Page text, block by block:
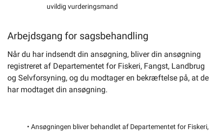
uvildig vurderingsmand
Arbejdsgang for sagsbehandling
Når du har indsendt din ansøgning, bliver din ansøgning
registreret af Departementet for Fiskeri, Fangst, Landbrug
og Selvforsyning, og du modtager en bekræftelse på, at de
har modtaget din ansøgning.
• Ansøgningen bliver behandlet af Departementet for Fiskeri,